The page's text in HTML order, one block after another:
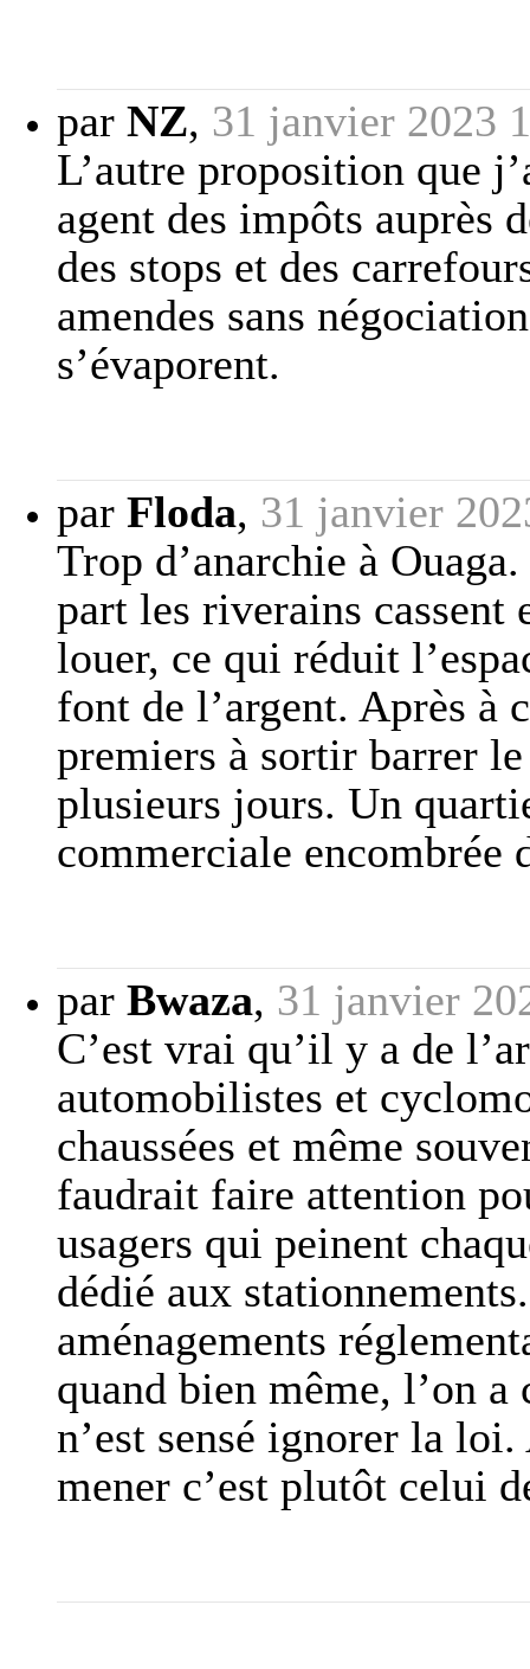
par NZ, 31 janvier 2023
L’autre proposition que
agent des impôts auprès
des stops et des
amendes sans
s’évaporent.
par Floda, 31 janvier
Trop d’anarchie à
part les riverains cassent
louer, ce qui réduit
font de l’argent. Après à
premiers à sortir barrer
plusieurs jours. Un
commerciale encombrée
par Bwaza, 31 janvier
C’est vrai qu’il y a de
automobilistes et
chaussées et même
faudrait faire attention
usagers qui peinent
dédié aux
aménagements
quand bien même, l’on
n’est sensé ignorer la
mener c’est plutôt celui